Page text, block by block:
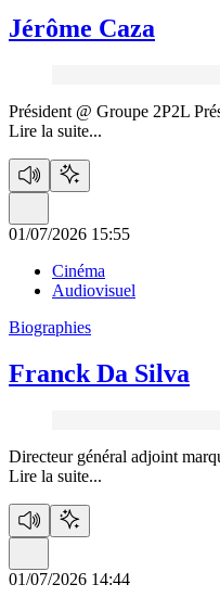
Jérôme Caza
Président @ Groupe 2P2L
Lire la suite...
01/07/2026 15:55
Cinéma
Audiovisuel
Biographies
Franck Da Silva
Directeur général adjoint
Lire la suite...
01/07/2026 14:44